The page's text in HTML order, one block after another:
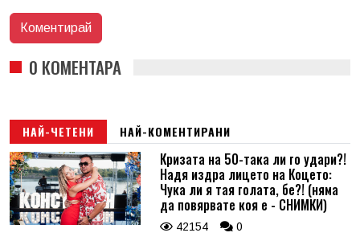
0 КОМЕНТАРА
НАЙ-ЧЕТЕНИ НАЙ-КОМЕНТИРАНИ
Кризата на 50-така ли го удари?!
Надя издра лицето на Коцето:
Чука ли я тая голата, бе?! (няма
да повярвате коя е - СНИМКИ)
42154 0